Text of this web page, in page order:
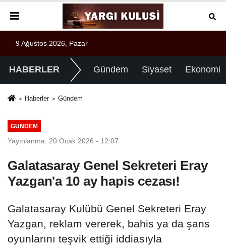
9 Ağustos 2026, Pazar
HABERLER Gündem Siyaset Ekonomi
Haberler Gündem
GÜNDEM
Yayınlanma: 20 Ocak 2026 - 12:07
Galatasaray Genel Sekreteri Eray
Yazgan'a 10 ay hapis cezası!
Galatasaray Kulübü Genel Sekreteri Eray
Yazgan, reklam vererek, bahis ya da şans
oyunlarını teşvik ettiği iddiasıyla